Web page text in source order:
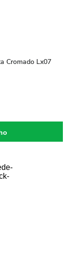
Cromado Lx07